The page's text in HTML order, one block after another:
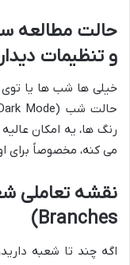
و تنظیمات
خیلی ها شب ها یا
رنگ ها، یه امکان
می کنه، مخصوصاً برای
Branches)
اگه چند تا شعبه